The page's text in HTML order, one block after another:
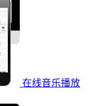
在线音乐播放